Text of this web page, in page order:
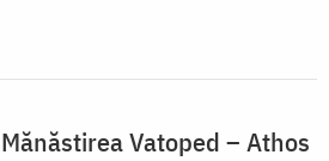
Mănăstirea Vatoped – Athos